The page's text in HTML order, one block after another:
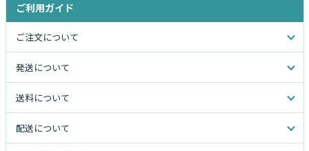
ご利用ガイド
ご注文について
発送について
送料について
配送について